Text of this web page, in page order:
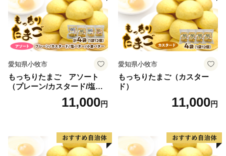
愛知県小牧市
もっちりたまご アソート
（プレーン/カスタード/塩バ
ター/小倉バター）11,000円
愛知県小牧市
もっちりたまご（カスター
ド）
11,000円